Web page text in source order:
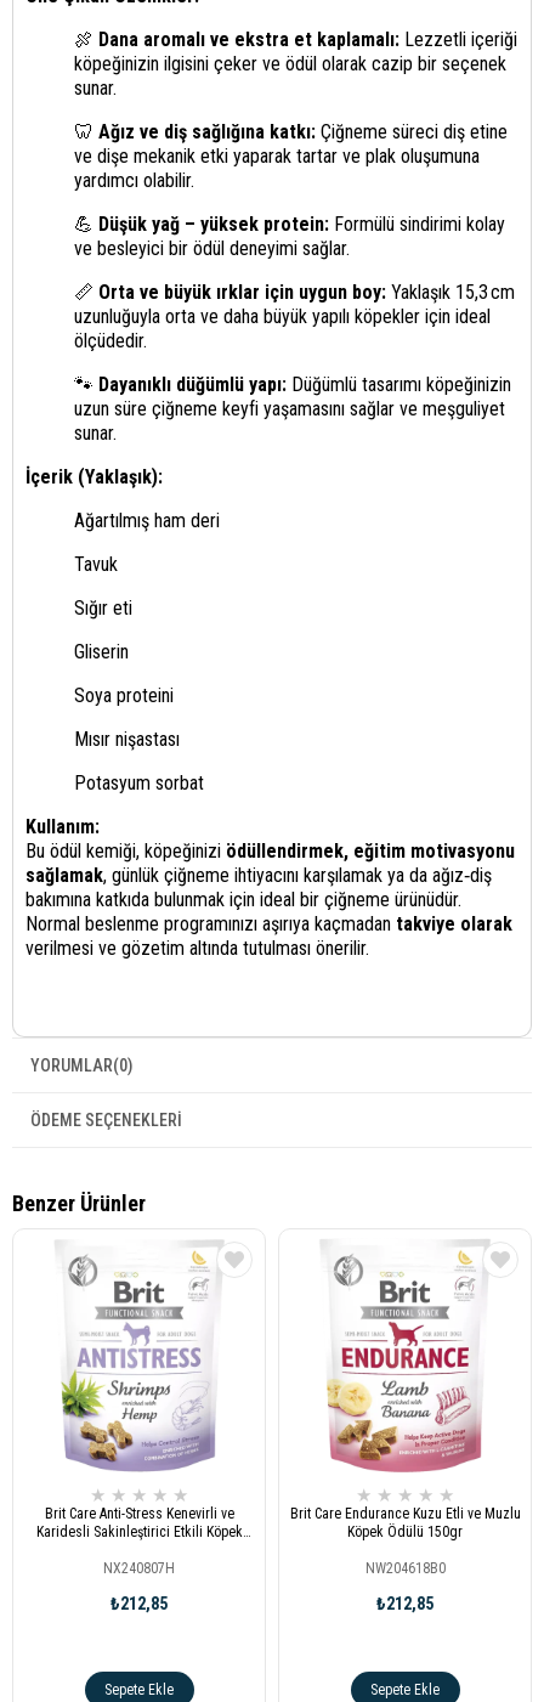
🍖 Dana aromalı ve ekstra et kaplamalı: Lezzetli içeriği
köpeğinizin ilgisini çeker ve ödül olarak cazip bir seçenek
sunar.
🦷 Ağız ve diş sağlığına katkı: Çiğneme süreci diş etine
ve dişe mekanik etki yaparak tartar ve plak oluşumuna
yardımcı olabilir.
💪 Düşük yağ – yüksek protein: Formülü sindirimi kolay
ve besleyici bir ödül deneyimi sağlar.
📏 Orta ve büyük ırklar için uygun boy: Yaklaşık 15,3 cm
uzunluğuyla orta ve daha büyük yapılı köpekler için ideal
ölçüdedir.
🐾 Dayanıklı düğümlü yapı: Düğümlü tasarımı köpeğinizin
uzun süre çiğneme keyfi yaşamasını sağlar ve meşguliyet
sunar.
İçerik (Yaklaşık):
Ağartılmış ham deri
Tavuk
Sığır eti
Gliserin
Soya proteini
Mısır nişastası
Potasyum sorbat
Kullanım:
Bu ödül kemiği, köpeğinizi ödüllendirmek, eğitim motivasyonu
sağlamak, günlük çiğneme ihtiyacını karşılamak ya da ağız‑diş
bakımına katkıda bulunmak için ideal bir çiğneme ürünüdür.
Normal beslenme programınızı aşırıya kaçmadan takviye olarak
verilmesi ve gözetim altında tutulması önerilir.
YORUMLAR(0)
ÖDEME SEÇENEKLERI
Benzer Ürünler
★ ★ ★ ★ ★
Brit Care Anti-Stress Kenevirli ve
Karidesli Sakinleştirici Etkili Köpek
NX240807H
₺212,85
Sepete Ekle
★ ★ ★ ★ ★
Brit Care Endurance Kuzu Etli ve Muzlu
Köpek Ödülü 150gr
NW204618B0
₺212,85
Sepete Ekle